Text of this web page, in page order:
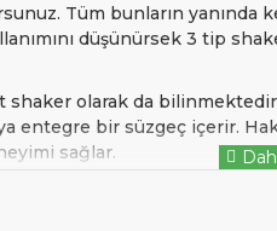
Tüm bunların
düşünürsek 3 tip
olarak da
entegre bir süzgeç içerir.
sağlar.
oluşmaktadır. Bir
olarak daha büyük